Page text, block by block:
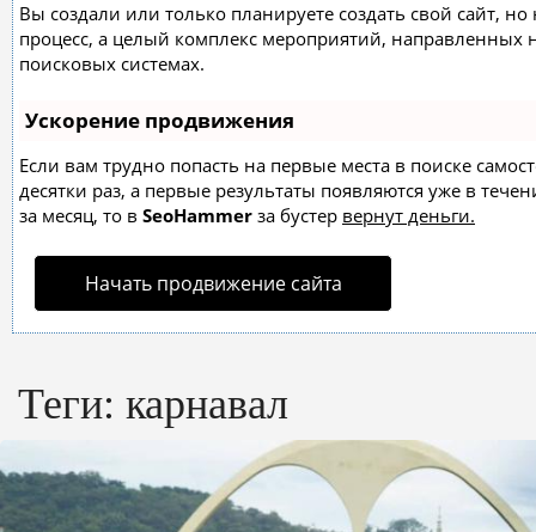
Вы создали или только планируете создать свой сайт,
процесс, а целый комплекс мероприятий,
поисковых системах.
Ускорение продвижения
Если вам трудно попасть на первые места в поиске
десятки раз, а первые результаты появляются уже в
за месяц, то в SeoHammer за бустер вернут деньги.
Начать продвижение сайта
Теги: карнавал